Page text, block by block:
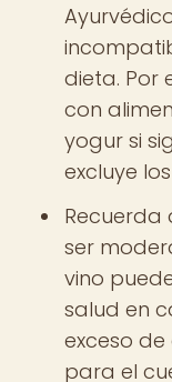
dieta. Por
con
yogur si
excluye
Recuerda
ser
vino
salud en
exceso
para el